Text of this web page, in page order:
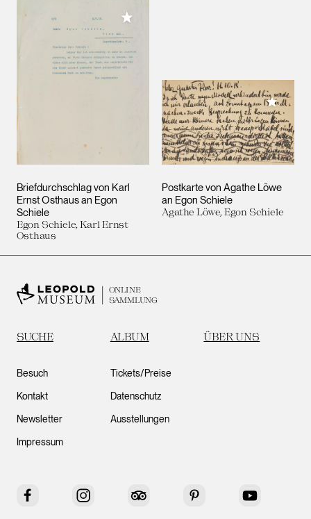
Briefdurchschlag von Karl
Ernst Osthaus an Egon
Schiele
Egon Schiele, Karl Ernst
Osthaus
Meiner Sammlung hinzufügen
Postkarte von Agathe Löwe
an Egon Schiele
Agathe Löwe, Egon Schiele
Meiner
ONLINE
SAMMLUNG
SUCHE ALBUM ÜBER UNS
Besuch
Kontakt
Newsletter
Impressum
Tickets/Preise
Datenschutz
Ausstellungen
Facebook Instagram Tripadvisor Pinterest YouTube